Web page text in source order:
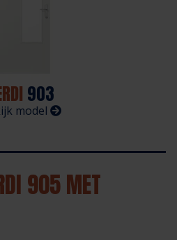
903
model
905 MET